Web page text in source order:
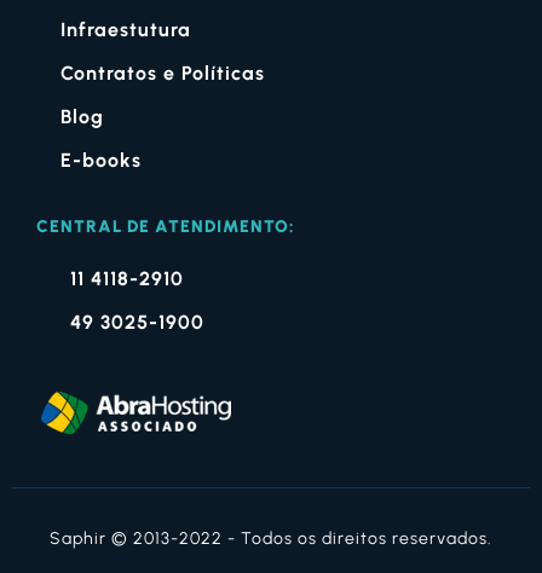
Infraestutura
Contratos e Políticas
Blog
E-books
CENTRAL DE ATENDIMENTO:
11 4118-2910
49 3025-1900
Saphir © 2013-2022 - Todos os direitos reservados.